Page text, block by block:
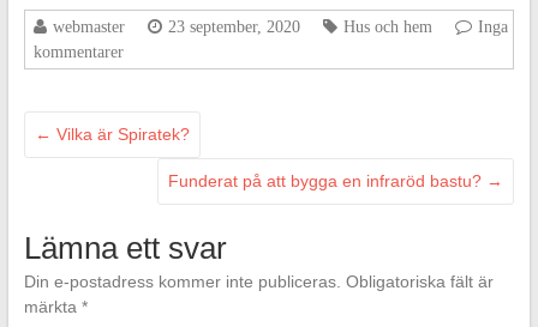
webmaster 23 september, 2020 Hus och hem
Inga
kommentarer
← Vilka är Spiratek?
Funderat på att bygga en infraröd bastu? →
Lämna ett svar
Din e-postadress kommer inte publiceras. Obligatoriska fält är
märkta *